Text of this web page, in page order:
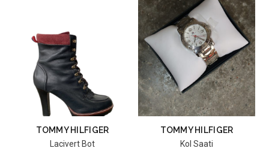
TOMMY HILFIGER
Lacivert Bot
TOMMY HILFIGER
Kol Saati